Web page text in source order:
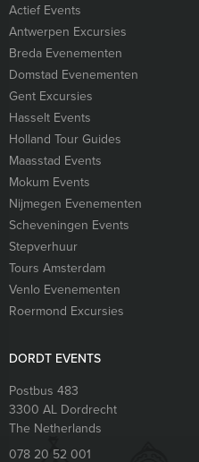
Actief Events
Antwerpen Excursies
Breda Evenementen
Domstad Evenementen
Gent Excursies
Hasselt Events
Holland Tour Guides
Maasstad Events
Mokum Events
Nijmegen Evenementen
Scheveningen Events
Stepverhuur
Tours Amsterdam
Venlo Evenementen
Roermond Excursies
DORDT EVENTS
Postbus 483
3300 AL Dordrecht
The Netherlands
078 20 52 001